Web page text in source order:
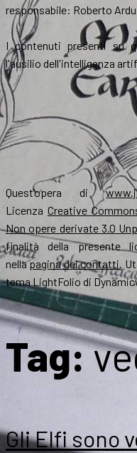
responsabile: Roberto
I contenuti presenti su
l'ausilio dell'intelligenza
Quest’opera di
Licenza Creative
Non opere derivate 3.0
finalità della presente
nellapagina dei contatti.
tema LightFolio di
Tag:
Gli Elfi sono